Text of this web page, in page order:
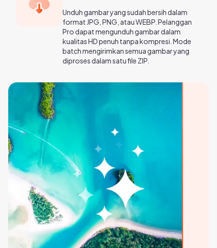
Unduh gambar yang sudah bersih dalam
format JPG, PNG, atau WEBP. Pelanggan
Pro dapat mengunduh gambar dalam
kualitas HD penuh tanpa kompresi. Mode
batch mengirimkan semua gambar yang
diproses dalam satu file ZIP.